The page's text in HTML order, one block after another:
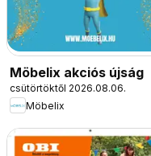
Möbelix akciós újság
csütörtöktől 2026.08.06.
Möbelix